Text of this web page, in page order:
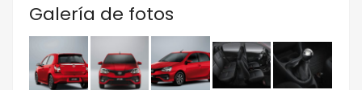
Galería de fotos